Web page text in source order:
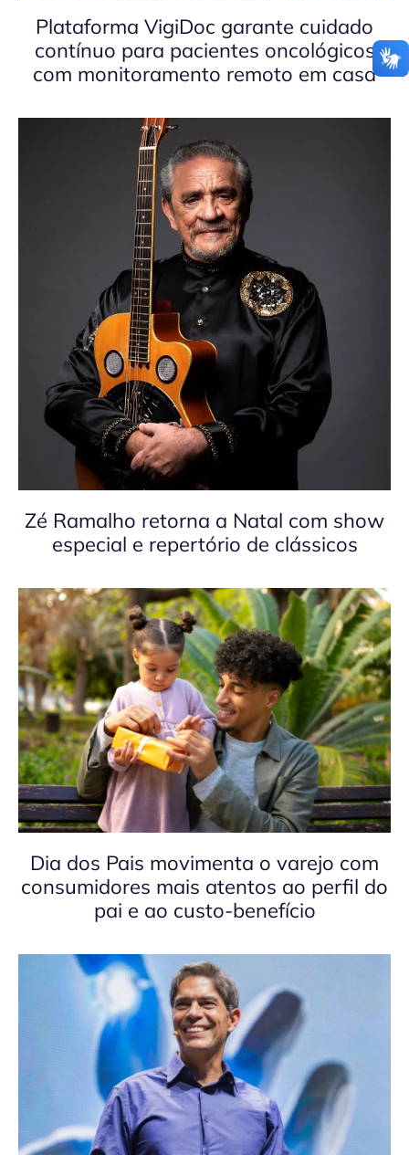
Plataforma VigiDoc garante cuidado
contínuo para pacientes oncológicos
com monitoramento remoto em casa
Zé Ramalho retorna a Natal com show
especial e repertório de clássicos
Dia dos Pais movimenta o varejo com
consumidores mais atentos ao perfil do
pai e ao custo-benefício